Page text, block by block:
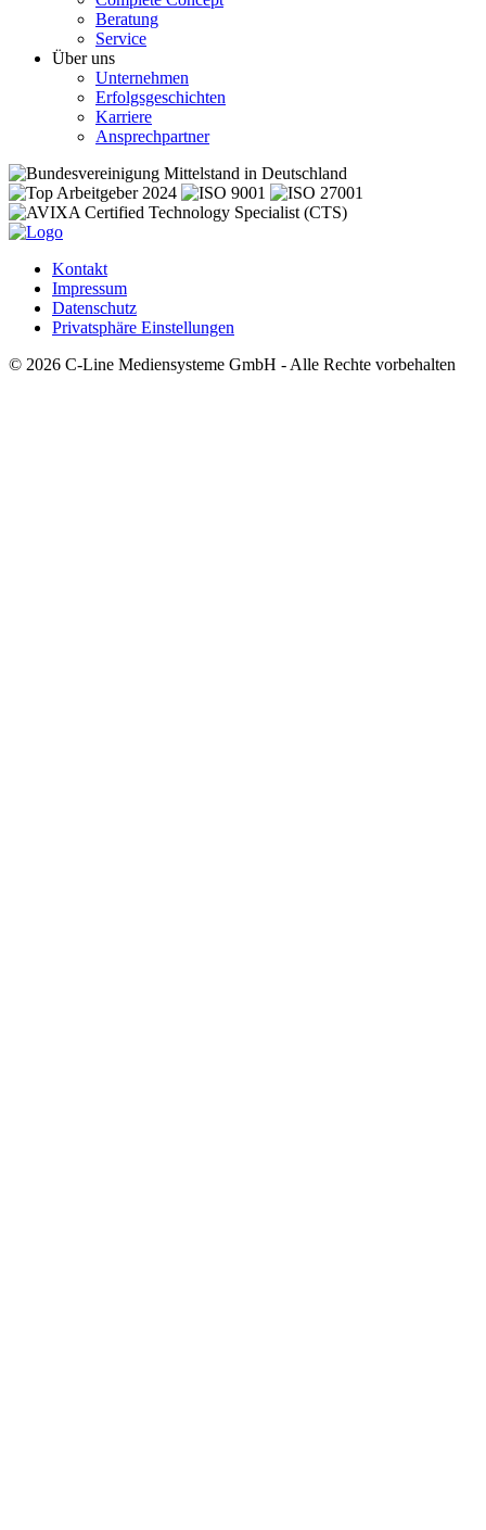
Beratung
Service
Über uns
Unternehmen
Erfolgsgeschichten
Karriere
Ansprechpartner
Kontakt
Impressum
Datenschutz
Privatsphäre Einstellungen
© 2026 C-Line Mediensysteme GmbH - Alle Rechte vorbehalten